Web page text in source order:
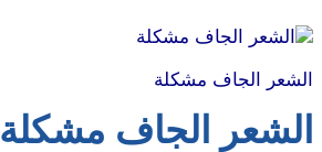
الشعر الجاف مشكلة
الشعر الجاف مشكلة